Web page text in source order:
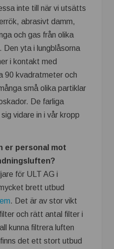
inte till när vi utsätts
abrasivt damm,
och gas från olika
Den yta i lungblåsorna
i kontakt med
90 kvadratmeter och
små olika partiklar
De farliga
vidare in i vår kropp
er personal mot
för ULT AG i
brett utbud
. Det är av stor vikt
och rätt antal filter i
kunna filtrera luften
det ett stort utbud